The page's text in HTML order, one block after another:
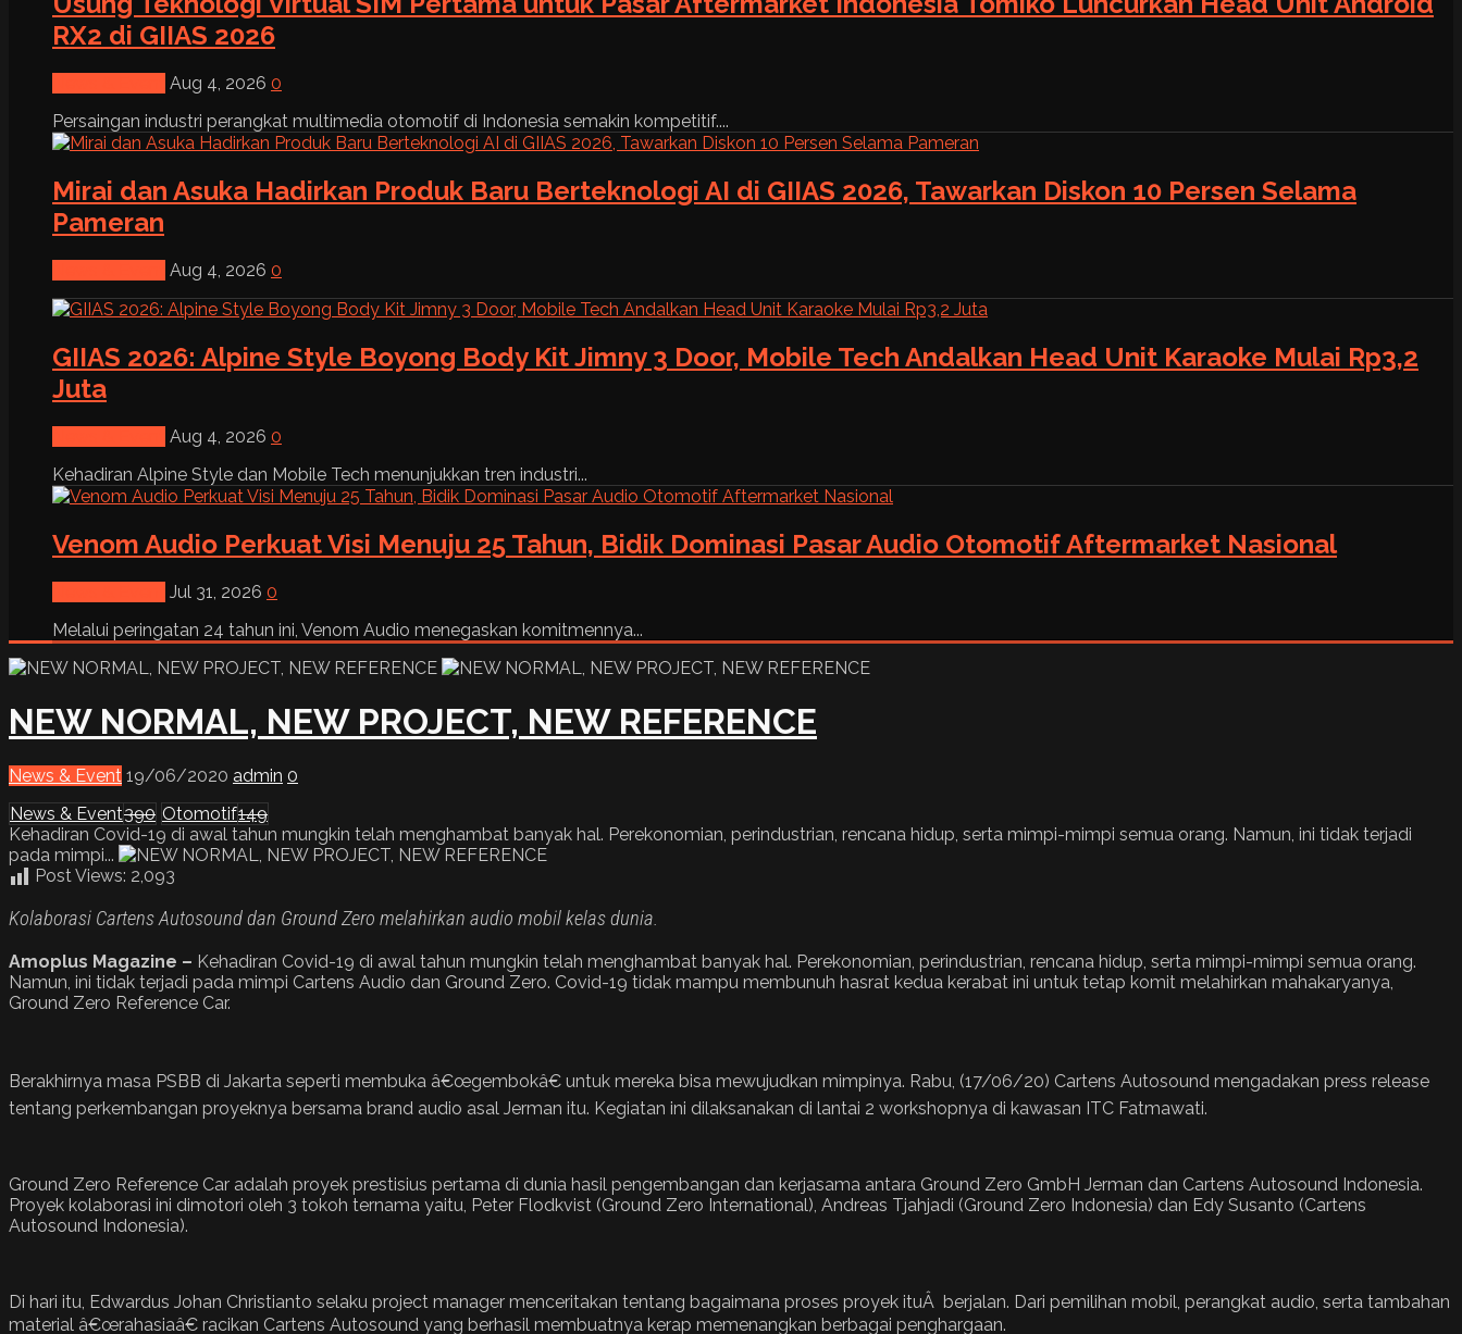
RX2 di GIIAS 2026
Aug 4, 2026 0
Persaingan industri perangkat multimedia otomotif di Indonesia semakin kompetitif....
Mirai dan Asuka Hadirkan Produk Baru Berteknologi AI di GIIAS 2026, Tawarkan Diskon 10 Persen Selama
Pameran
Aug 4, 2026 0
GIIAS 2026: Alpine Style Boyong Body Kit Jimny 3 Door, Mobile Tech Andalkan Head Unit Karaoke Mulai Rp3,2
Juta
Aug 4, 2026 0
Kehadiran Alpine Style dan Mobile Tech menunjukkan tren industri...
Venom Audio Perkuat Visi Menuju 25 Tahun, Bidik Dominasi Pasar Audio Otomotif Aftermarket Nasional
Jul 31, 2026 0
Melalui peringatan 24 tahun ini, Venom Audio menegaskan komitmennya...
NEW NORMAL, NEW PROJECT, NEW REFERENCE
News & Event 19/06/2020 admin 0
News & Event390 Otomotif149
Kehadiran Covid-19 di awal tahun mungkin telah menghambat banyak hal. Perekonomian, perindustrian, rencana hidup, serta mimpi-mimpi semua orang. Namun, ini tidak terjadi
pada mimpi...
Post Views: 2,093
Kolaborasi Cartens Autosound dan Ground Zero melahirkan audio mobil kelas dunia.
Amoplus Magazine – Kehadiran Covid-19 di awal tahun mungkin telah menghambat banyak hal. Perekonomian, perindustrian, rencana hidup, serta mimpi-mimpi semua orang.
Namun, ini tidak terjadi pada mimpi Cartens Audio dan Ground Zero. Covid-19 tidak mampu membunuh hasrat kedua kerabat ini untuk tetap komit melahirkan mahakaryanya,
Ground Zero Reference Car.
Berakhirnya masa PSBB di Jakarta seperti membuka â€œgembokâ€ untuk mereka bisa mewujudkan mimpinya. Rabu, (17/06/20) Cartens Autosound mengadakan press release
tentang perkembangan proyeknya bersama brand audio asal Jerman itu. Kegiatan ini dilaksanakan di lantai 2 workshopnya di kawasan ITC Fatmawati.
Ground Zero Reference Car adalah proyek prestisius pertama di dunia hasil pengembangan dan kerjasama antara Ground Zero GmbH Jerman dan Cartens Autosound Indonesia.
Proyek kolaborasi ini dimotori oleh 3 tokoh ternama yaitu, Peter Flodkvist (Ground Zero International), Andreas Tjahjadi (Ground Zero Indonesia) dan Edy Susanto (Cartens
Autosound Indonesia).
Di hari itu, Edwardus Johan Christianto selaku project manager menceritakan tentang bagaimana proses proyek ituÂ berjalan. Dari pemilihan mobil, perangkat audio, serta tambahan
material â€œrahasiaâ€ racikan Cartens Autosound yang berhasil membuatnya kerap memenangkan berbagai penghargaan.